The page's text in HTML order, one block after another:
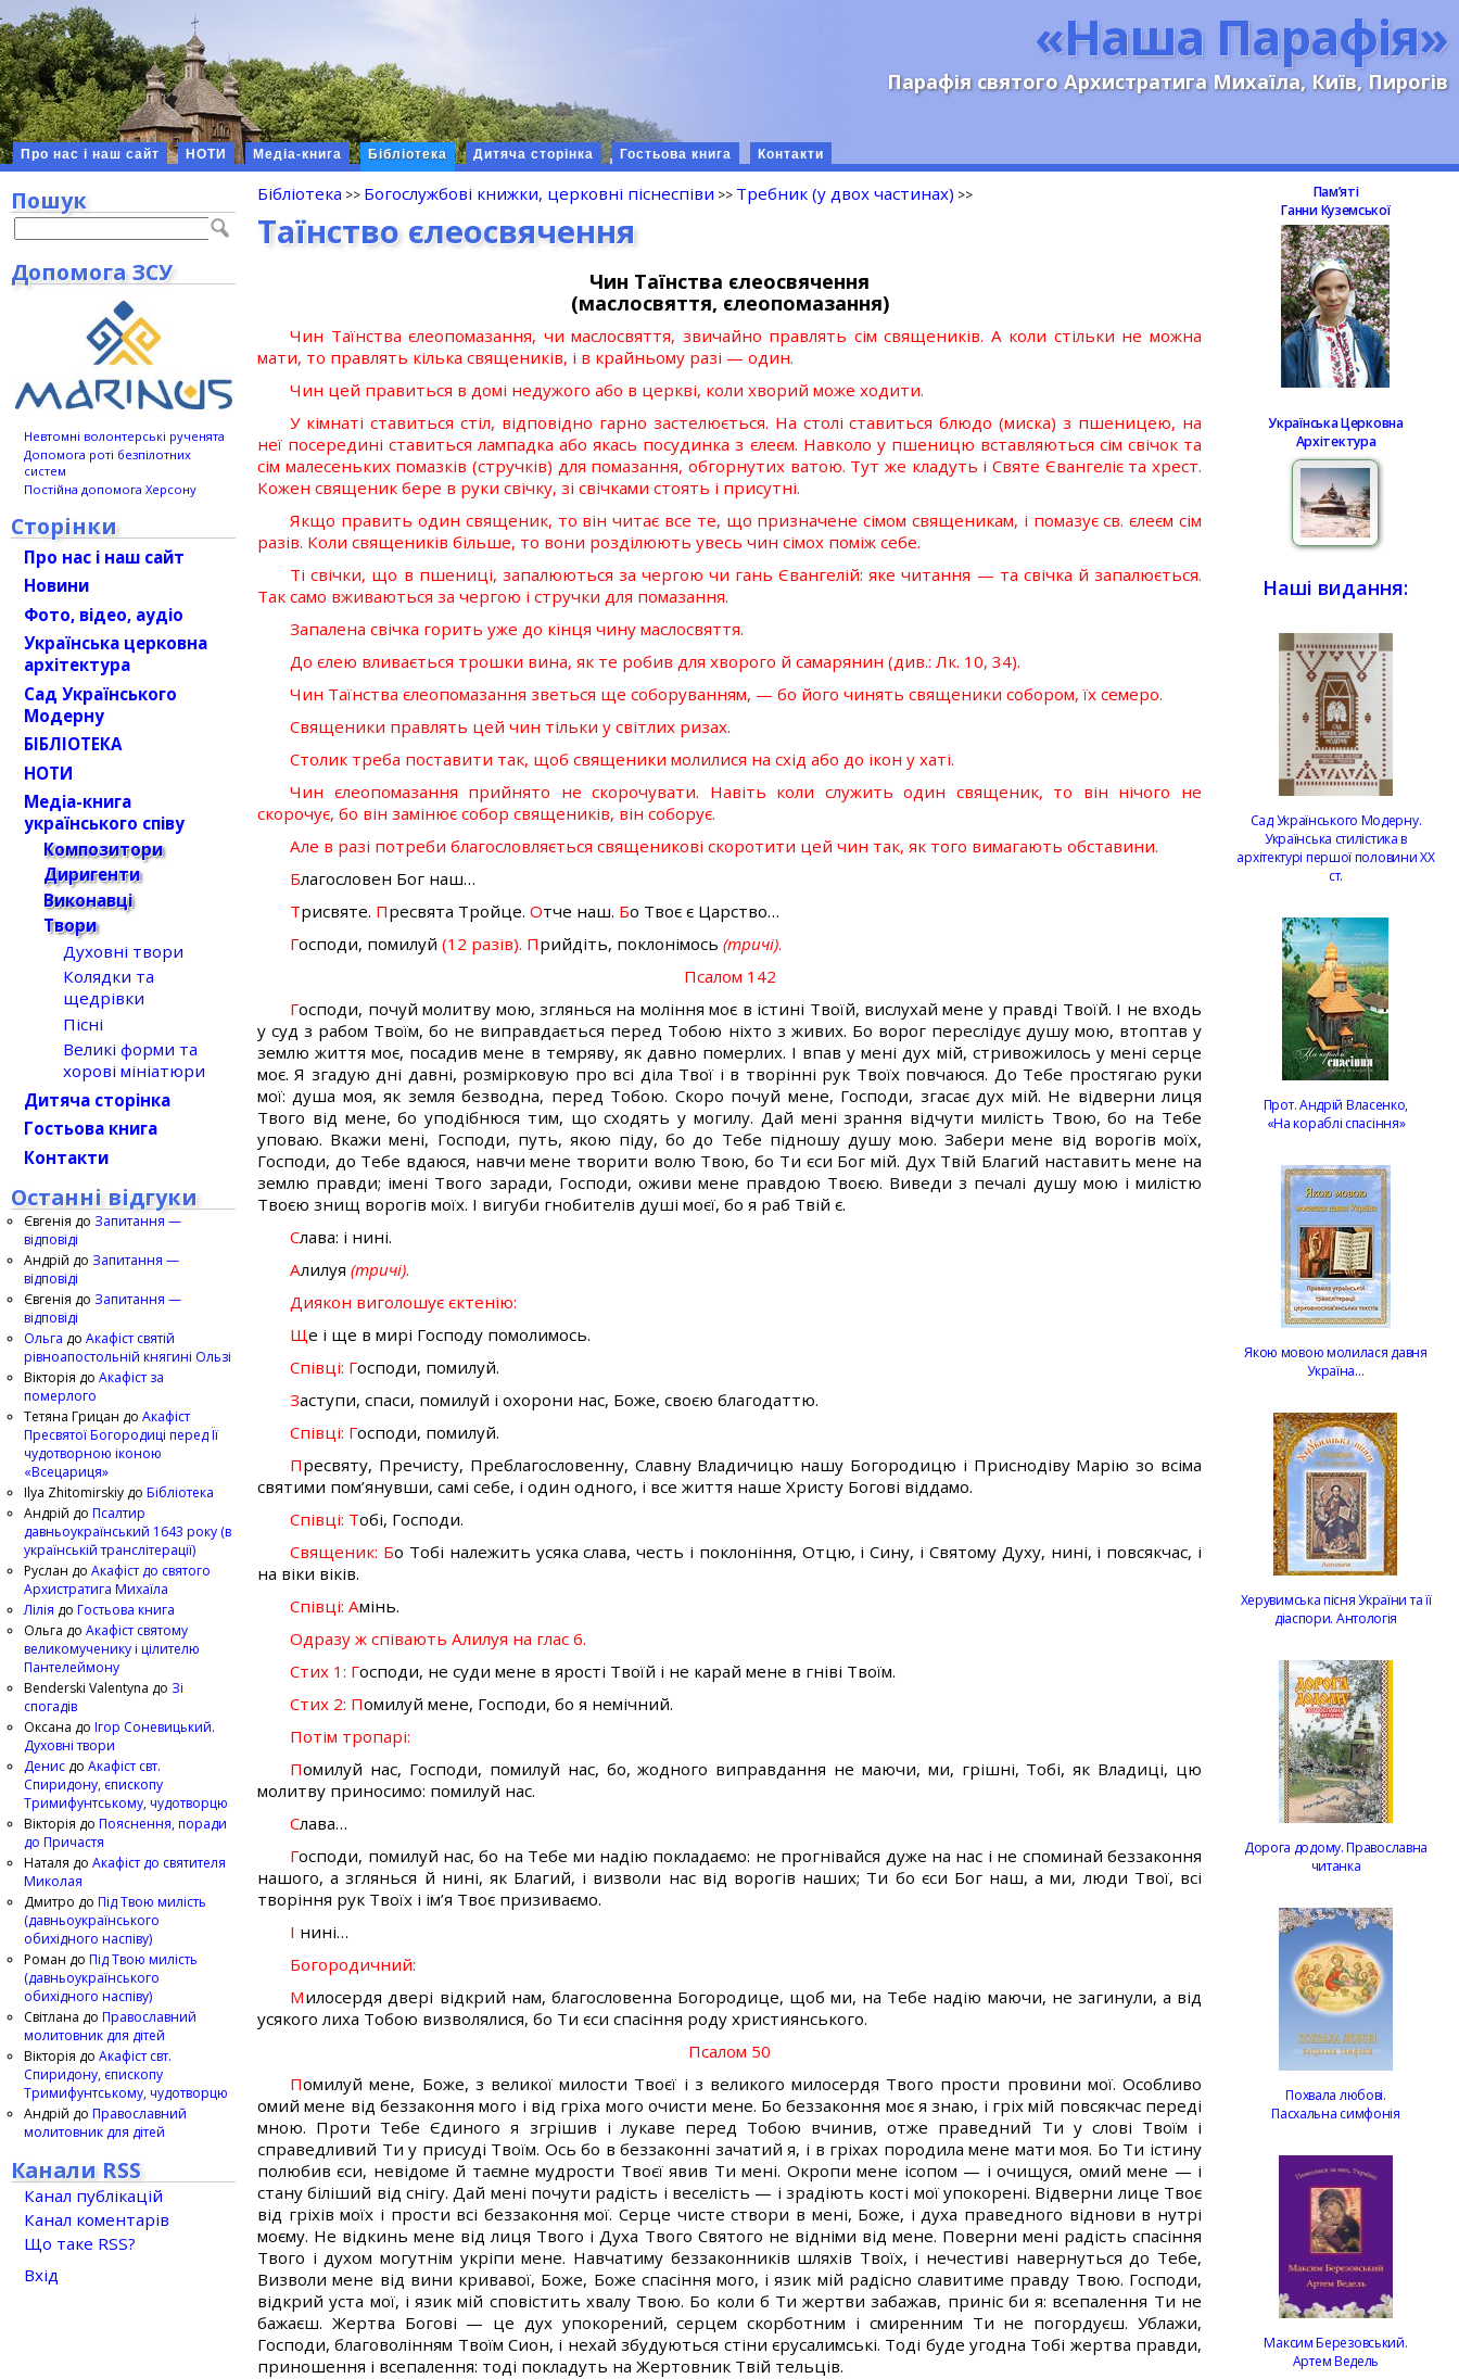
«Наша Парафія»
Парафія святого Архистратига Михаїла, Київ, Пирогів
Про нас і наш сайт НОТИ Медіа-книга Бібліотека Дитяча сторінка Гостьова книга Контакти
Бібліотека Богослужбові книжки, церковні піснеспіви Требник (у двох частинах)
Таїнство єлеосвячення
Чин Таїнства єлеосвячення
(маслосвяття, єлеопомазання)
Чин Таїнства єлеопомазання, чи маслосвяття, звичайно правлять сім священиків. А коли стільки не можна
мати, то правлять кілька священиків, і в крайньому разі — один.
Чин цей правиться в домі недужого або в церкві, коли хворий може ходити.
У кімнаті ставиться стіл, відповідно гарно застелюється. На столі ставиться блюдо (миска) з пшеницею, на
неї посередині ставиться лампадка або якась посудинка з єлеєм. Навколо у пшеницю вставляються сім свічок та
сім малесеньких помазків (стручків) для помазання, обгорнутих ватою. Тут же кладуть і Святе Євангеліє та хрест.
Кожен священик бере в руки свічку, зі свічками стоять і присутні.
Якщо править один священик, то він читає все те, що призначене сімом священикам, і помазує св. єлеєм сім
разів. Коли священиків більше, то вони розділюють увесь чин сімох поміж себе.
Ті свічки, що в пшениці, запалюються за чергою чи гань Євангелій: яке читання — та свічка й запалюється.
Так само вживаються за чергою і стручки для помазання.
Запалена свічка горить уже до кінця чину маслосвяття.
До єлею вливається трошки вина, як те робив для хворого й самарянин (див.: Лк. 10, 34).
Чин Таїнства єлеопомазання зветься ще соборуванням, — бо його чинять священики собором, їх семеро.
Священики правлять цей чин тільки у світлих ризах.
Столик треба поставити так, щоб священики молилися на схід або до ікон у хаті.
Чин єлеопомазання прийнято не скорочувати. Навіть коли служить один священик, то він нічого не
скорочує, бо він замінює собор священиків, він соборує.
Але в разі потреби благословляється священикові скоротити цей чин так, як того вимагають обставини.
Благословен Бог наш…
Трисвяте. Пресвята Тройце.Отче наш. Бо Твоє є Царство…
Господи, помилуй(12 разів). Прийдіть, поклонімось(тричі).
Псалом 142
Господи, почуй молитву мою, зглянься на моління моє в істині Твоїй, вислухай мене у правді Твоїй. І не входь
у суд з рабом Твоїм, бо не виправдається перед Тобою ніхто з живих. Бо ворог переслідує душу мою, втоптав у
землю життя моє, посадив мене в темряву, як давно померлих. І впав у мені дух мій, стривожилось у мені серце
моє. Я згадую дні давні, розмірковую про всі діла Твої і в творінні рук Твоїх повчаюся. До Тебе простягаю руки
мої: душа моя, як земля безводна, перед Тобою. Скоро почуй мене, Господи, згасає дух мій. Не відверни лиця
Твого від мене, бо уподібнюся тим, що сходять у могилу. Дай мені зрання відчути милість Твою, бо на Тебе
уповаю. Вкажи мені, Господи, путь, якою піду, бо до Тебе підношу душу мою. Забери мене від ворогів моїх,
Господи, до Тебе вдаюся, навчи мене творити волю Твою, бо Ти єси Бог мій. Дух Твій Благий наставить мене на
землю правди; імені Твого заради, Господи, оживи мене правдою Твоєю. Виведи з печалі душу мою і милістю
Твоєю знищ ворогів моїх. І вигуби гнобителів душі моєї, бо я раб Твій є.
Слава: і нині.
Алилуя(тричі).
Диякон виголошує єктенію:
Ще і ще в мирі Господу помолимось.
Співці: Господи, помилуй.
Заступи, спаси, помилуй і охорони нас, Боже, своєю благодаттю.
Співці: Господи, помилуй.
Пресвяту, Пречисту, Преблагословенну, Славну Владичицю нашу Богородицю і Приснодіву Марію зо всіма
святими пом’янувши, самі себе, і один одного, і все життя наше Христу Богові віддамо.
Співці: Тобі, Господи.
Священик: Бо Тобі належить усяка слава, честь і поклоніння, Отцю, і Сину, і Святому Духу, нині, і повсякчас, і
на віки віків.
Співці: Амінь.
Одразу ж співають Алилуя на глас 6.
Стих 1: Господи, не суди мене в ярості Твоїй і не карай мене в гніві Твоїм.
Стих 2: Помилуй мене, Господи, бо я немічний.
Потім тропарі:
Помилуй нас, Господи, помилуй нас, бо, жодного виправдання не маючи, ми, грішні, Тобі, як Владиці, цю
молитву приносимо: помилуй нас.
Слава…
Господи, помилуй нас, бо на Тебе ми надію покладаємо: не прогнівайся дуже на нас і не споминай беззаконня
нашого, а зглянься й нині, як Благий, і визволи нас від ворогів наших; Ти бо єси Бог наш, а ми, люди Твої, всі
творіння рук Твоїх і ім’я Твоє призиваємо.
І нині…
Богородичний:
Милосердя двері відкрий нам, благословенна Богородице, щоб ми, на Тебе надію маючи, не загинули, а від
усякого лиха Тобою визволялися, бо Ти єси спасіння роду християнського.
Псалом 50
Помилуй мене, Боже, з великої милости Твоєї і з великого милосердя Твого прости провини мої. Особливо
омий мене від беззаконня мого і від гріха мого очисти мене. Бо беззаконня моє я знаю, і гріх мій повсякчас переді
мною. Проти Тебе Єдиного я згрішив і лукаве перед Тобою вчинив, отже праведний Ти у слові Твоїм і
справедливий Ти у присуді Твоїм. Ось бо в беззаконні зачатий я, і в гріхах породила мене мати моя. Бо Ти істину
полюбив єси, невідоме й таємне мудрости Твоєї явив Ти мені. Окропи мене ісопом — і очищуся, омий мене — і
стану біліший від снігу. Дай мені почути радість і веселість — і зрадіють кості мої упокорені. Відверни лице Твоє
від гріхів моїх і прости всі беззаконня мої. Серце чисте створи в мені, Боже, і духа праведного віднови в нутрі
моєму. Не відкинь мене від лиця Твого і Духа Твого Святого не відніми від мене. Поверни мені радість спасіння
Твого і духом могутнім укріпи мене. Навчатиму беззаконників шляхів Твоїх, і нечестиві навернуться до Тебе,
Визволи мене від вини кривавої, Боже, Боже спасіння мого, і язик мій радісно славитиме правду Твою. Господи,
відкрий уста мої, і язик мій сповістить хвалу Твою. Бо коли б Ти жертви забажав, приніс би я: всепалення Ти не
бажаєш. Жертва Богові — це дух упокорений, серцем скорботним і смиренним Ти не погордуєш. Ублажи,
Господи, благоволінням Твоїм Сион, і нехай збудуються стіни єрусалимські. Тоді буде угодна Тобі жертва правди,
приношення і всепалення: тоді покладуть на Жертовник Твій тельців.
Пошук
Допомога ЗСУ
Невтомні волонтерські рученята
Допомога роті безпілотних
систем
Постійна допомога Херсону
Сторінки
Про нас і наш сайт
Новини
Фото, відео, аудіо
Українська церковна
архітектура
Сад Українського
Модерну
БІБЛІОТЕКА
НОТИ
Медіа-книга
українського співу
Композитори
Диригенти
Виконавці
Твори
Духовні твори
Колядки та
щедрівки
Пісні
Великі форми та
хорові мініатюри
Дитяча сторінка
Гостьова книга
Контакти
Останні відгуки
Євгенія до Запитання —
відповіді
Андрій до Запитання —
відповіді
Євгенія до Запитання —
відповіді
Ольга до Акафіст святій
рівноапостольній княгині Ользі
Вікторія до Акафіст за
померлого
Тетяна Грицан до Акафіст
Пресвятої Богородиці перед Її
чудотворною іконою
«Всецариця»
Ilya Zhitomirskiy до Бібліотека
Андрій до Псалтир
давньоукраїнський 1643 року (в
українській транслітерації)
Руслан до Акафіст до святого
Архистратига Михаїла
Лілія до Гостьова книга
Ольга до Акафіст святому
великомученику і цілителю
Пантелеймону
Benderski Valentyna до Зі
спогадів
Оксана до Ігор Соневицький.
Духовні твори
Денис до Акафіст свт.
Спиридону, єпископу
Тримифунтському, чудотворцю
Вікторія до Пояснення, поради
до Причастя
Наталя до Акафіст до святителя
Миколая
Дмитро до Під Твою милість
(давньоукраїнського
обихідного наспіву)
Роман до Під Твою милість
(давньоукраїнського
обихідного наспіву)
Світлана до Православний
молитовник для дітей
Вікторія до Акафіст свт.
Спиридону, єпископу
Тримифунтському, чудотворцю
Андрій до Православний
молитовник для дітей
Канали RSS
Канал публікацій
Канал коментарів
Що таке RSS?
Вхід
Памʼяті
Ганни Куземської
Українська Церковна
Архітектура
Наші видання:
Сад Українського Модерну.
Українська стилістика в
архітектурі першої половини ХХ
ст.
Прот. Андрій Власенко,
«На кораблі спасіння»
Якою мовою молилася давня
Україна…
Херувимська пісня України та її
діаспори. Антологія
Дорога додому. Православна
читанка
Похвала любові.
Пасхальна симфонія
Максим Березовський.
Артем Ведель